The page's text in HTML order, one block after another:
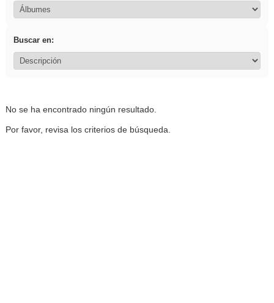
Buscar en:
No se ha encontrado ningún resultado.
Por favor, revisa los criterios de búsqueda.